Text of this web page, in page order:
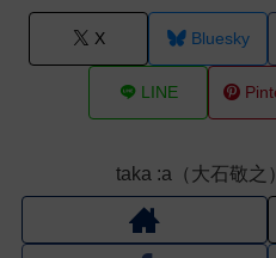
X Bluesky
LINE
taka :a（大石敬之